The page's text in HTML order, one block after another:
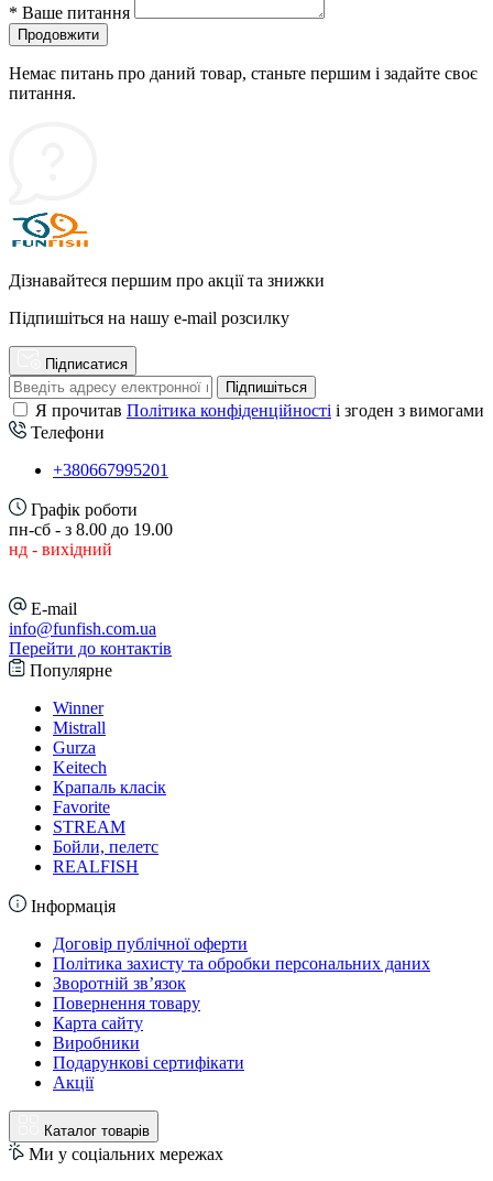
* Ваше питання
Продовжити
Немає питань про даний товар, станьте першим і задайте своє
питання.
Дізнавайтеся першим про акції та знижки
Підпишіться на нашу e-mail розсилку
Підписатися
Підпишіться
Я прочитав Політика конфіденційності і згоден з вимогами
Телефони
+380667995201
Графік роботи
пн-сб - з 8.00 до 19.00
нд - вихідний
E-mail
info@funfish.com.ua
Перейти до контактів
Популярне
Winner
Mistrall
Gurza
Keitech
Крапаль класік
Favorite
STREAM
Бойли, пелетс
REALFISH
Інформація
Договір публічної оферти
Політика захисту та обробки персональних даних
Зворотній зв’язок
Повернення товару
Карта сайту
Виробники
Подарункові сертифікати
Акції
Каталог товарів
Ми у соціальних мережах